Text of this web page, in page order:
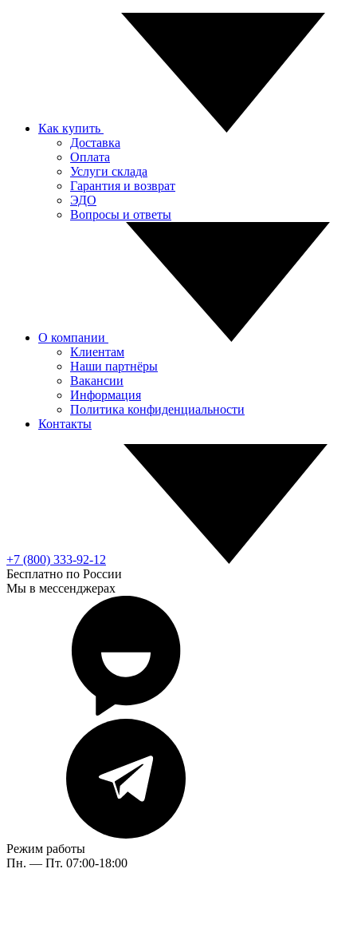
Как купить
Доставка
Оплата
Услуги склада
Гарантия и возврат
ЭДО
Вопросы и ответы
О компании
Клиентам
Наши партнёры
Вакансии
Информация
Политика конфиденциальности
Контакты
+7 (800) 333-92-12
Бесплатно по России
Мы в мессенджерах
Режим работы
Пн. — Пт. 07:00-18:00